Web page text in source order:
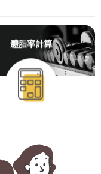
體脂率計算